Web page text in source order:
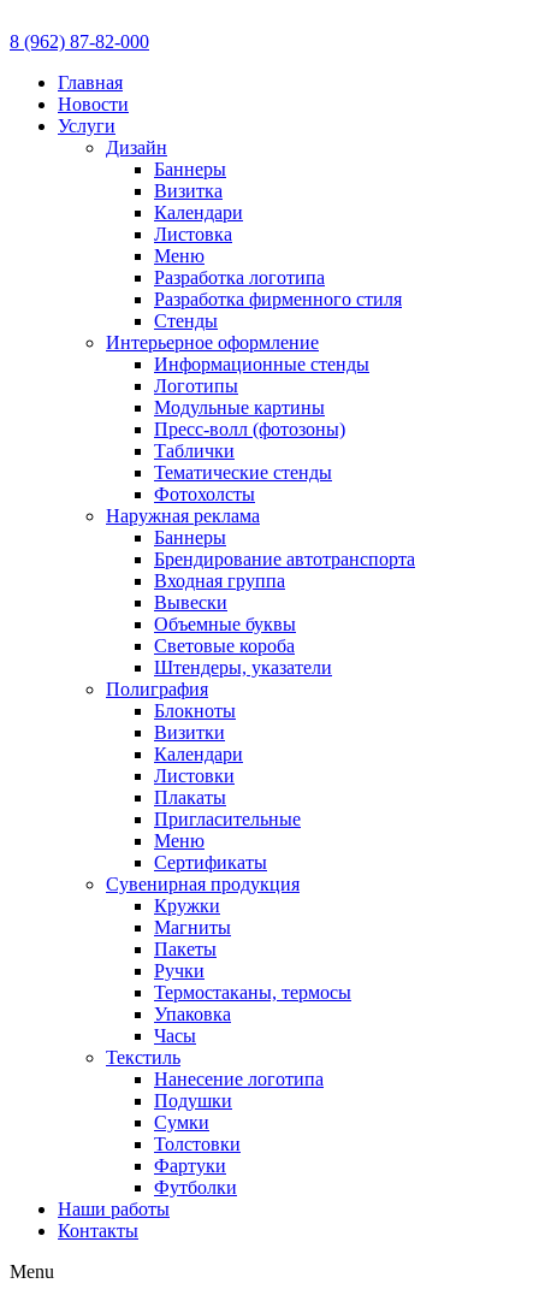
8 (962) 87-82-000
Главная
Новости
Услуги
Дизайн
Баннеры
Визитка
Календари
Листовка
Меню
Разработка логотипа
Разработка фирменного стиля
Стенды
Интерьерное оформление
Информационные стенды
Логотипы
Модульные картины
Пресс-волл (фотозоны)
Таблички
Тематические стенды
Фотохолсты
Наружная реклама
Баннеры
Брендирование автотранспорта
Входная группа
Вывески
Объемные буквы
Световые короба
Штендеры, указатели
Полиграфия
Блокноты
Визитки
Календари
Листовки
Плакаты
Пригласительные
Меню
Сертификаты
Сувенирная продукция
Кружки
Магниты
Пакеты
Ручки
Термостаканы, термосы
Упаковка
Часы
Текстиль
Нанесение логотипа
Подушки
Сумки
Толстовки
Фартуки
Футболки
Наши работы
Контакты
Menu